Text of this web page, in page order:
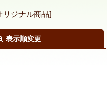
ジナル商品]
表示順変更